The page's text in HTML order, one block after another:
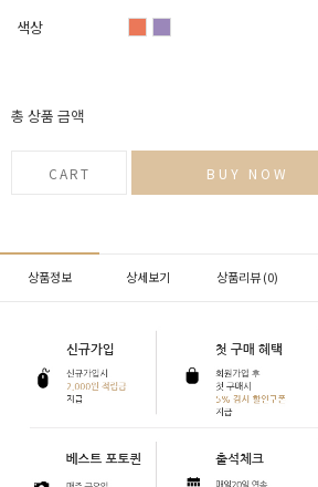
색상
총 상품 금액
CART BUY NOW
상품정보 상세보기 상품리뷰 (0)